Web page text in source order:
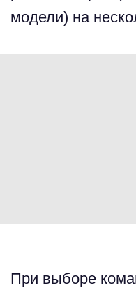
модели) на
При выборе